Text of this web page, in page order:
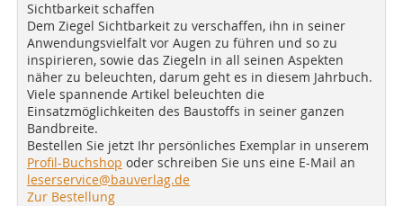
Sichtbarkeit schaffen
Dem Ziegel Sichtbarkeit zu verschaffen, ihn in seiner
Anwendungsvielfalt vor Augen zu führen und so zu
inspirieren, sowie das Ziegeln in all seinen Aspekten
näher zu beleuchten, darum geht es in diesem Jahrbuch.
Viele spannende Artikel beleuchten die
Einsatzmöglichkeiten des Baustoffs in seiner ganzen
Bandbreite.
Bestellen Sie jetzt Ihr persönliches Exemplar in unserem
Profil-Buchshop oder schreiben Sie uns eine E-Mail an
leserservice@bauverlag.de
Zur Bestellung